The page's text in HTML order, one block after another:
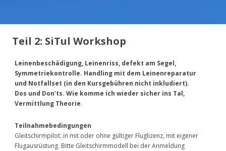
Teil 2: SiTul Workshop
Leinenbeschädigung, Leinenriss, defekt am Segel,
Symmetriekontrolle. Handling mit dem Leinenreparatur
und Notfallset (in den Kursgebühren nicht inkludiert).
Dos und Don’ts. Wie komme ich wieder sicher ins Tal,
Vermittlung Theorie.
Teilnahmebedingungen
Gleitschirmpilot: in mit oder ohne gültiger Fluglizenz, mit eigener
Flugausrüstung. Bitte Gleitschirmmodell bei der Anmeldung